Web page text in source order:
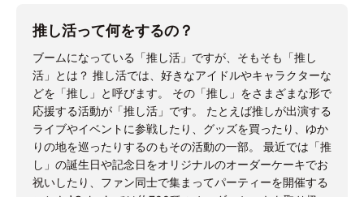
推し活って何をするの？
ブームになっている「推し活」ですが、そもそも「推し
活」とは？ 推し活では、好きなアイドルやキャラクターな
どを「推し」と呼びます。 その「推し」をさまざまな形で
応援する活動が「推し活」です。 たとえば推しが出演する
ライブやイベントに参戦したり、グッズを買ったり、ゆか
りの地を巡ったりするのもその活動の一部。 最近では「推
し」の誕生日や記念日をオリジナルのオーダーケーキでお
祝いしたり、ファン同士で集まってパーティーを開催する